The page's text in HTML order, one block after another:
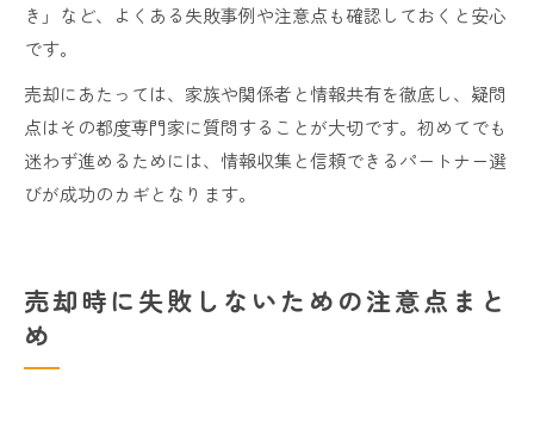
き」など、よくある失敗事例や注意点も確認しておくと安心
です。
売却にあたっては、家族や関係者と情報共有を徹底し、疑問
点はその都度専門家に質問することが大切です。初めてでも
迷わず進めるためには、情報収集と信頼できるパートナー選
びが成功のカギとなります。
売却時に失敗しないための注意点まと
め